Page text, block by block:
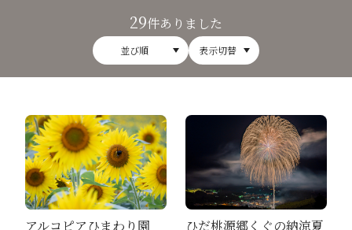
29件ありました
並び順 表示切替
アルコピアひまわり園
ひだ桃源郷くぐの納涼夏